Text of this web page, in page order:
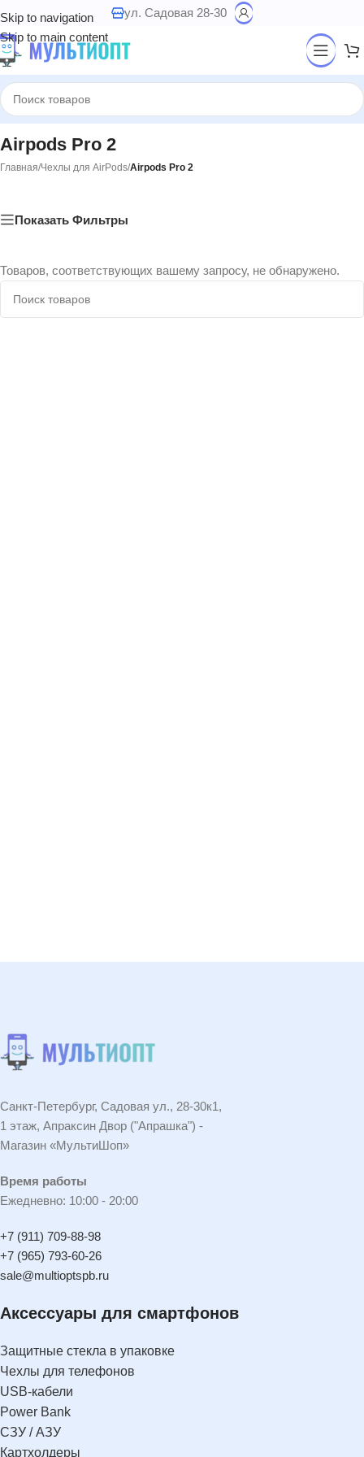
Skip to navigation
Skip to main content
ул. Садовая 28-30
Airpods Pro 2
Главная/Чехлы для AirPods/Airpods Pro 2
Показать Фильтры
Товаров, соответствующих вашему запросу, не обнаружено.
Санкт-Петербург, Садовая ул., 28-30к1,
1 этаж, Апраксин Двор ("Апрашка") -
Магазин «МультиШоп»
Время работы
Ежедневно: 10:00 - 20:00
+7 (911) 709-88-98
+7 (965) 793-60-26
sale@multioptspb.ru
Аксессуары для смартфонов
Защитные стекла в упаковке
Чехлы для телефонов
USB-кабели
Power Bank
СЗУ / АЗУ
Картхолдеры